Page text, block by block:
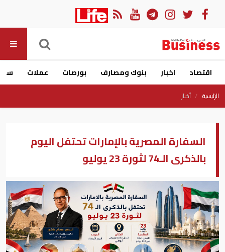
اقتصاد اخبار بنوك ومصارف بورصات عملات
الرئيسية أخبار
السفارة المصرية بالإمارات تحتفل اليوم
بالذكرى الـ74 لثورة 23 يوليو